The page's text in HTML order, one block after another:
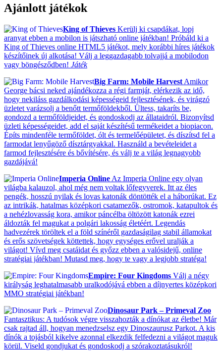
Ajánlott játékok
King of Thieves Kerülj ki csapdákat, lopj
aranyat ebben a mobilon is játszható online játékban! Próbáld ki a
King of Thieves online HTML5 játékot, mely korábbi híres játékok
készítőinek új alkotása! Válj a leggazdagabb tolvajjá a mobilodon
vagy böngésződben! Játék
Big Farm: Mobile Harvest Amikor
George bácsi neked ajándékozza a régi farmját, elérkezik az idő,
hogy nekiláss gazdálkodási képességeid fejlesztésének, és virágzó
üzletet varázsolj a benőtt termőföldekből. Ültess, takaríts be,
gondozd a termőföldjeidet, és gondoskodj az állataidról. Bizonyítsd
üzleti képességeidet, add el saját készítésű termékeidet a biopiacon.
Építs mindenféle termőföldet, ólt és termelőépületet, és díszítsd fel a
farmodat lenyűgöző dísztárgyakkal. Használd a bevételeidet a
farmod fejlesztésére és bővítésére, és válj te a világ legnagyobb
gazdájává!
Imperia Online Az Imperia Online egy olyan
világba kalauzol, ahol még nem voltak lőfegyverek. Itt az éles
pengék, hosszú nyilak és lovas katonák döntötték el a háborúkat. Ez
az intrikák, hatalmas középkori csatamezők, ostromok, katapultok és
a nehézlovasság kora, amikor páncélba öltözött katonák ezrei
áldozták fel magukat a polgári lakosság életéért. Legendás
hadvezérek töröltek el a föld színéről gazdaságilag stabil államokat
és erős szövetségek köttettek, hogy egységes erővel uralják a
világot! Vívd meg csatáidat és győzz ebben a valósidejű, online
stratégiai játékban! Mutasd meg, hogy te vagy a legjobb stratéga!
Empire: Four Kingdoms Válj a négy
királyság leghatalmasabb uralkodójává ebben a díjnyertes középkori
MMO stratégiai játékban!
Dinosaur Park – Primeval Zoo
Fantasztikus: A tudósok végre visszahozták a dínókat az életbe! Már
csak rajtad áll, hogyan menedzselsz egy Dinoszaurusz Parkot. A kis
dínók a tojásból kikelve azonnal elkezdik felfedezni a világot maguk
körül. Viseld gondjukat és gondoskodj a szórakoztatásukról!